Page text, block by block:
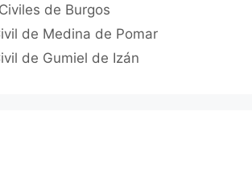
de Burgos
de Medina de Pomar
de Gumiel de Izán